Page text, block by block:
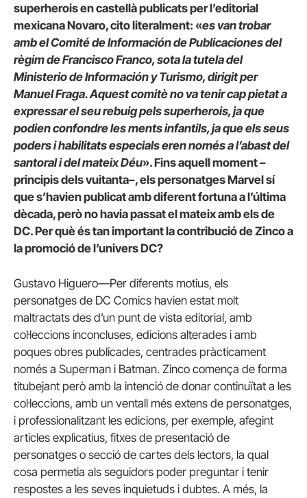
superherois en castellà publicats per l’editorial
mexicana Novaro, cito literalment: «es van trobar
amb el Comité de Información de Publicaciones del
règim de Francisco Franco, sota la tutela del
Ministerio de Información y Turismo, dirigit per
Manuel Fraga. Aquest comitè no va tenir cap pietat a
expressar el seu rebuig pels superherois, ja que
podien confondre les ments infantils, ja que els seus
poders i habilitats especials eren només a l’abast del
santoral i del mateix Déu». Fins aquell moment –
principis dels vuitanta–, els personatges Marvel sí
que s’havien publicat amb diferent fortuna a l’última
dècada, però no havia passat el mateix amb els de
DC. Per què és tan important la contribució de Zinco a
la promoció de l’univers DC?
Gustavo Higuero—Per diferents motius, els
personatges de DC Comics havien estat molt
maltractats des d’un punt de vista editorial, amb
col·leccions inconcluses, edicions alterades i amb
poques obres publicades, centrades pràcticament
només a Superman i Batman. Zinco comença de forma
titubejant però amb la intenció de donar continuïtat a les
col·leccions, amb un ventall més extens de personatges,
i professionalitzant les edicions, per exemple, afegint
articles explicatius, fitxes de presentació de
personatges o secció de cartes dels lectors, la qual
cosa permetia als seguidors poder preguntar i tenir
respostes a les seves inquietuds i dubtes. A més, la